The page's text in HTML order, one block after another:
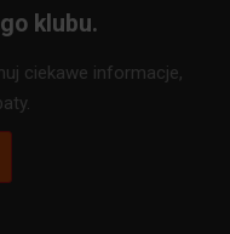
klubu.
ciekawe informacje,